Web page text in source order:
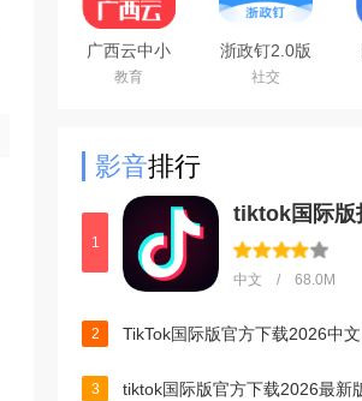
广西云中小
学空中课堂
app
教育
浙政钉2.0版
下载官方安
卓版
社交
影音排行
1
中文 / 68.0M
2
3